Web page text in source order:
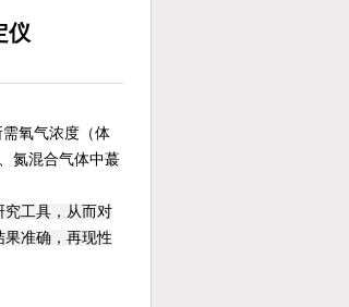
仪
需氧气浓度（体
氮混合气体中蕞
究工具，从而对
准确，再现性